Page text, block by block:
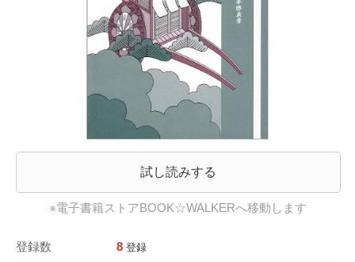
試し読みする
※電子書籍ストアBOOK☆WALKERへ移動します
登録数 8 登録